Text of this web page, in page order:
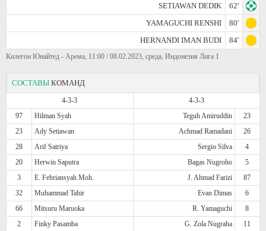
SETIAWAN DEDIK
62'
YAMAGUCHI RENSHI
80'
HERNANDI IMAN BUDI
84'
Килегон Юнайтед - Арема, 11:00 / 08.02.2023, среда, Индонезия Лига 1
СОСТАВЫ КОМАНД
4-3-3
4-3-3
97
Hilman Syah Teguh Amiruddin
23
23
Ady Setiawan Achmad Ramadani
26
28
Arif Satriya Sergio Silva
4
20
Herwin Saputra Bagas Nugroho
5
3
E. Febriansyah Moh. J. Ahmad Farizi
87
32
Muhammad Tahir Evan Dimas
6
66
Mitsuru Maruoka R. Yamaguchi
8
2
Finky Pasamba G. Zola Nugraha
11